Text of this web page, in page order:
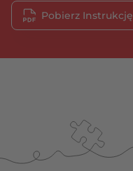
Pobierz Instrukcję